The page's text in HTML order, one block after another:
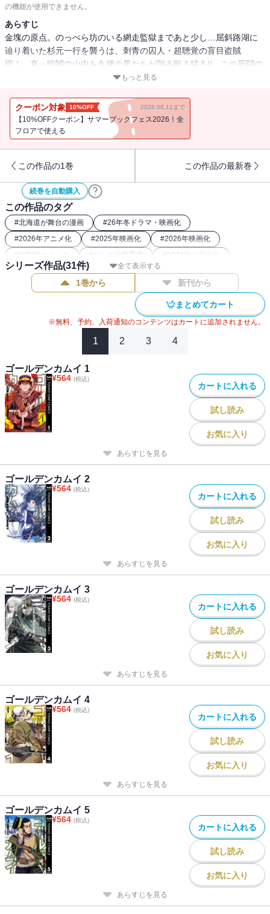
の機能が使用できません。
あらすじ
金塊の原点。のっぺら坊のいる網走監獄まであと少し…屈斜路湖に
辿り着いた杉元一行を襲うは、刺青の囚人・超聴覚の盲目盗賊
団！ 真っ暗闇の山中を丸腰の男たちが翔る殴る猛る!! この死闘の
行き着く先は？ そして、鶴見率いる第七師団進撃、土方歳三勢力
る…。決戦前夜、開戦絶後の第13巻!!!!!!!
もっと見る
クーポン対象 10%OFF 2026.08.11まで
【10%OFFクーポン】サマーブックフェス2026！全
フロアで使える
この作品の1巻 この作品の最新巻
続巻を自動購入
この作品のタグ
#北海道が舞台の漫画 #26年冬ドラマ・映画化
#2026年アニメ化 #2025年映画化 #2026年映画化
# 頭脳戦コミック # マンガ大賞受賞 #2024年ドラマ化
#バディコミック #刑務所 #2023年アニメ化
2018年アニメ化 # 2022年アニメ化
#
最強主人公コミック
2020年アニメ化 # 2024年映画化
全て表示する
シリーズ作品(31件)
1巻から 新刊から
まとめてカート
※無料、予約、入荷通知のコンテンツはカートに追加されません。
1 2 3 4
ゴールデンカムイ 1
¥564 (税込)
カートに入れる
試し読み
お気に入り
あらすじを見る
ゴールデンカムイ 2
¥564 (税込)
カートに入れる
試し読み
お気に入り
あらすじを見る
ゴールデンカムイ 3
¥564 (税込)
カートに入れる
試し読み
お気に入り
あらすじを見る
ゴールデンカムイ 4
¥564 (税込)
カートに入れる
試し読み
お気に入り
あらすじを見る
ゴールデンカムイ 5
¥564 (税込)
カートに入れる
試し読み
お気に入り
あらすじを見る